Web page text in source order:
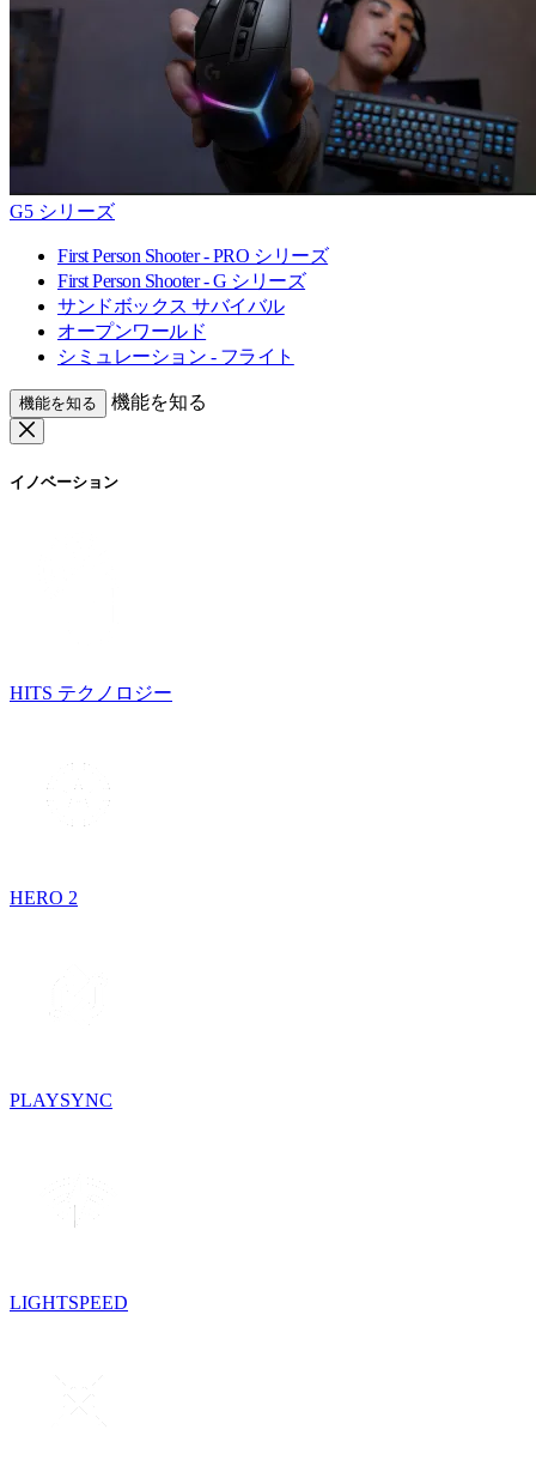
G5 シリーズ
First Person Shooter - PRO シリーズ
First Person Shooter - G シリーズ
サンドボックス サバイバル
オープンワールド
シミュレーション - フライト
機能を知る 機能を知る
イノベーション
HITS テクノロジー
HERO 2
PLAYSYNC
LIGHTSPEED